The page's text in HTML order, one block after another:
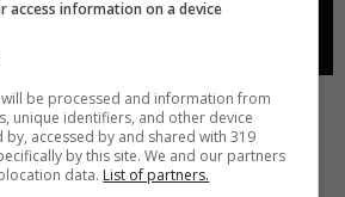
di Meta per i programmatori –
access information on a device
be processed and information from
unique identifiers, and other device
by, accessed by and shared with 319
by this site. We and our partners
data. List of partners.